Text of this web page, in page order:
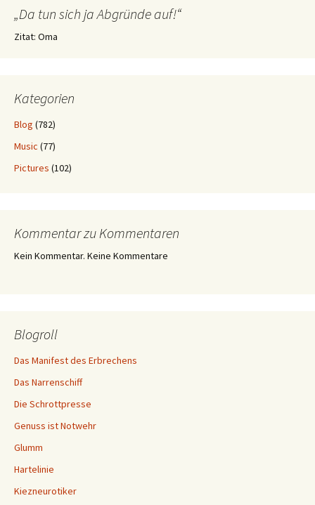
„Da tun sich ja Abgründe auf!“
Zitat: Oma
Kategorien
Blog (782)
Music (77)
Pictures (102)
Kommentar zu Kommentaren
Kein Kommentar. Keine Kommentare
Blogroll
Das Manifest des Erbrechens
Das Narrenschiff
Die Schrottpresse
Genuss ist Notwehr
Glumm
Hartelinie
Kiezneurotiker